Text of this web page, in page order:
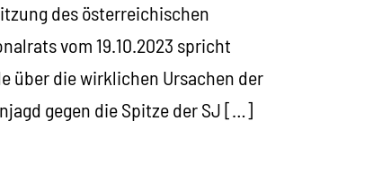
des österreichischen
vom 19.10.2023 spricht
über die wirklichen Ursachen der
gegen die Spitze der SJ […]